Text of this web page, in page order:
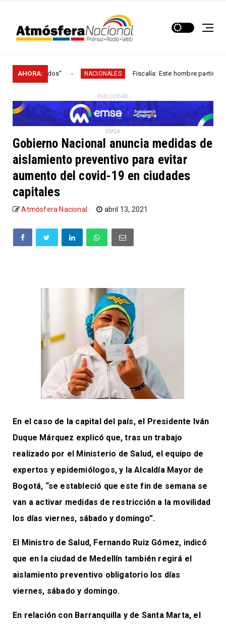
AHORA:
Húmedos“ NACIONALES Fiscalía: Este hombre participó en
- PUBLICIDAD -
EMSA
Gobierno Nacional anuncia medidas de
aislamiento preventivo para evitar
aumento del covid-19 en ciudades
capitales
Atmósfera Nacional abril 13, 2021
En el caso de la capital del país, el Presidente Iván
Duque Márquez explicó que, tras un trabajo
realizado por el Ministerio de Salud, el equipo de
expertos y epidemiólogos, y la Alcaldía Mayor de
Bogotá, “se estableció que este fin de semana se
van a activar medidas de restricción a la movilidad
los días viernes, sábado y domingo”.
El Ministro de Salud, Fernando Ruiz Gómez, indicó
que en la ciudad de Medellín también regirá el
aislamiento preventivo obligatorio los días
viernes, sábado y domingo.
En relación con Barranquilla y de Santa Marta, el